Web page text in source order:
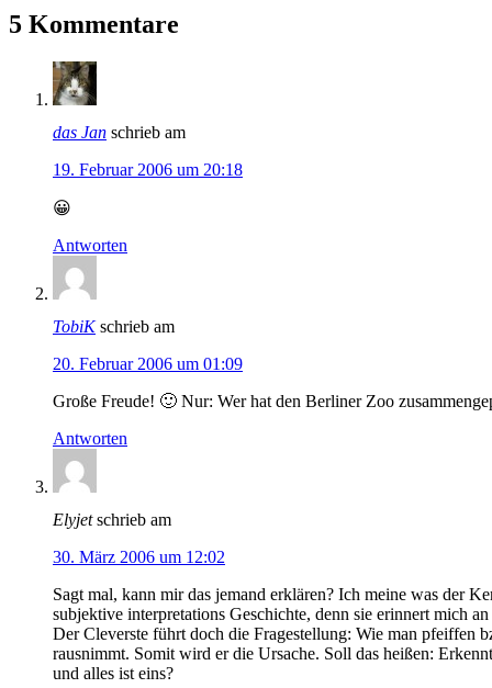
5 Kommentare
das Jan schrieb am
19. Februar 2006 um 20:18
😀
Antworten
TobiK schrieb am
20. Februar 2006 um 01:09
Große Freude! 🙂 Nur: Wer hat den Berliner Zoo
Antworten
Elyjet schrieb am
30. März 2006 um 12:02
Sagt mal, kann mir das jemand erklären? Ich meine was der
subjektive interpretations Geschichte, denn sie erinnert mich
Der Cleverste führt doch die Fragestellung: Wie man pfeiffen
rausnimmt. Somit wird er die Ursache. Soll das heißen:
und alles ist eins?